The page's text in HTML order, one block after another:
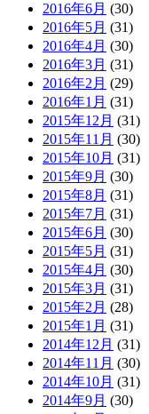
2016年6月 (30)
2016年5月 (31)
2016年4月 (30)
2016年3月 (31)
2016年2月 (29)
2016年1月 (31)
2015年12月 (31)
2015年11月 (30)
2015年10月 (31)
2015年9月 (30)
2015年8月 (31)
2015年7月 (31)
2015年6月 (30)
2015年5月 (31)
2015年4月 (30)
2015年3月 (31)
2015年2月 (28)
2015年1月 (31)
2014年12月 (31)
2014年11月 (30)
2014年10月 (31)
2014年9月 (30)